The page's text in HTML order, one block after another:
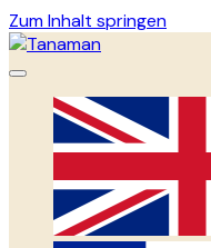
Zum Inhalt springen